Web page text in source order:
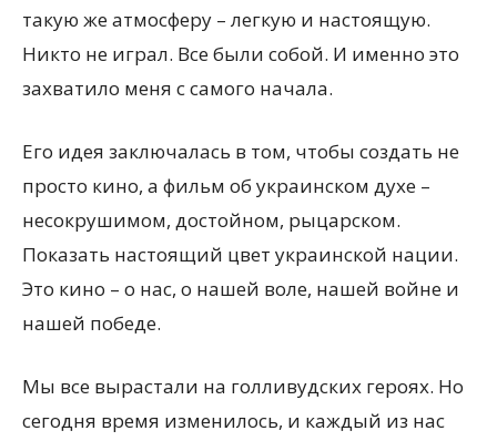
такую же атмосферу – легкую и настоящую.
Никто не играл. Все были собой. И именно это
захватило меня с самого начала.
Его идея заключалась в том, чтобы создать не
просто кино, а фильм об украинском духе –
несокрушимом, достойном, рыцарском.
Показать настоящий цвет украинской нации.
Это кино – о нас, о нашей воле, нашей войне и
нашей победе.
Мы все вырастали на голливудских героях. Но
сегодня время изменилось, и каждый из нас